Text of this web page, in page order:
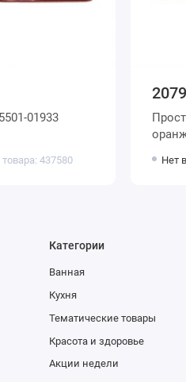
01933
437580
2079
Простыня 200х220
Нет
Категории
Ванная
Кухня
Тематические товары
Красота и здоровье
Акции недели